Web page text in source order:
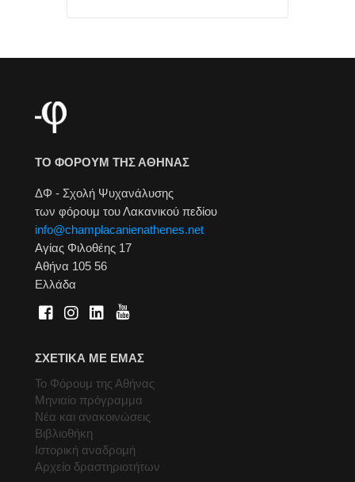
ΤΟ ΦΟΡΟΥΜ ΤΗΣ ΑΘΗΝΑΣ
ΔΦ - Σχολή Ψυχανάλυσης
των φόρουμ του Λακανικού πεδίου
info@champlacanienathenes.net
Αγίας Φιλοθέης 17
Αθήνα 105 56
Ελλάδα
ΣΧΕΤΙΚΑ ΜΕ ΕΜΑΣ
Το Φόρουμ της Αθήνας
Μηνιαίο πρόγραμμα
Νέα και ανακοινώσεις
Βιβλιοθήκη
Ιστορική αναδρομή
Αρχείο δραστηριοτήτων